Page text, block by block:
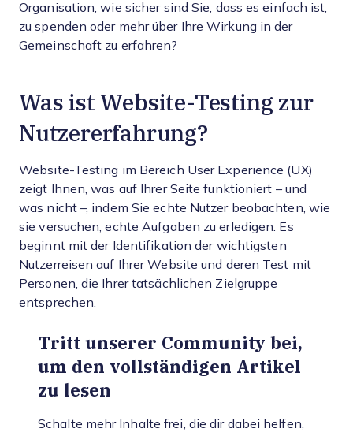
Organisation, wie sicher sind Sie, dass es einfach ist,
zu spenden oder mehr über Ihre Wirkung in der
Gemeinschaft zu erfahren?
Was ist Website-Testing zur
Nutzererfahrung?
Website-Testing im Bereich User Experience (UX)
zeigt Ihnen, was auf Ihrer Seite funktioniert – und
was nicht –, indem Sie echte Nutzer beobachten, wie
sie versuchen, echte Aufgaben zu erledigen. Es
beginnt mit der Identifikation der wichtigsten
Nutzerreisen auf Ihrer Website und deren Test mit
Personen, die Ihrer tatsächlichen Zielgruppe
entsprechen.
Tritt unserer Community bei,
um den vollständigen Artikel
zu lesen
Schalte mehr Inhalte frei, die dir dabei helfen,